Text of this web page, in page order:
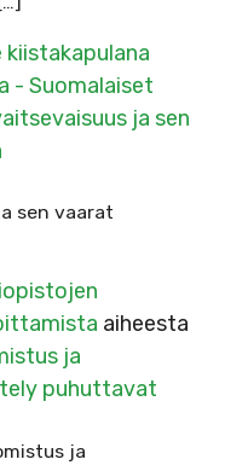
kiistakapulana
- Suomalaiset
ja sen
sen vaarat
aiheesta
ja
puhuttavat
ja